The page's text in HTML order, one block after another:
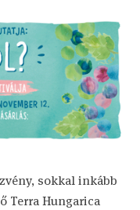
sokkal inkább
Terra Hungarica